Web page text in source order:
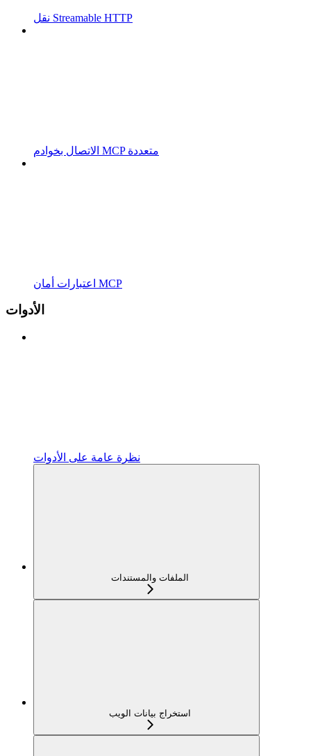
نقل Streamable HTTP
الاتصال بخوادم MCP متعددة
اعتبارات أمان MCP
الأدوات
نظرة عامة على الأدوات
الملفات والمستندات
استخراج بيانات الويب